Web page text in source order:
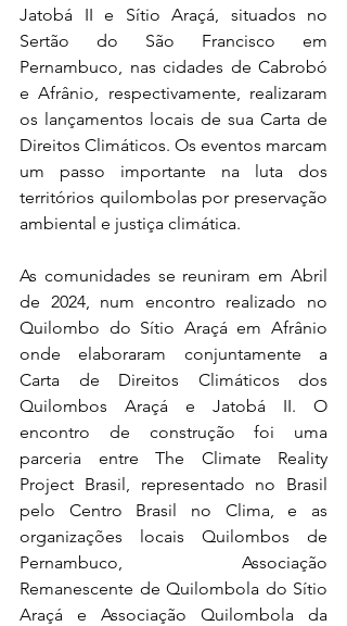
Jatobá II e Sítio Araçá, situados no
Sertão do São Francisco em
Pernambuco, nas cidades de Cabrobó
e Afrânio, respectivamente, realizaram
os lançamentos locais de sua Carta de
Direitos Climáticos. Os eventos marcam
um passo importante na luta dos
territórios quilombolas por preservação
ambiental e justiça climática.
As comunidades se reuniram em Abril
de 2024, num encontro realizado no
Quilombo do Sítio Araçá em Afrânio
onde elaboraram conjuntamente a
Carta de Direitos Climáticos dos
Quilombos Araçá e Jatobá II. O
encontro de construção foi uma
parceria entre The Climate Reality
Project Brasil, representado no Brasil
pelo Centro Brasil no Clima, e as
organizações locais Quilombos de
Pernambuco, Associação
Remanescente de Quilombola do Sítio
Araçá e Associação Quilombola da